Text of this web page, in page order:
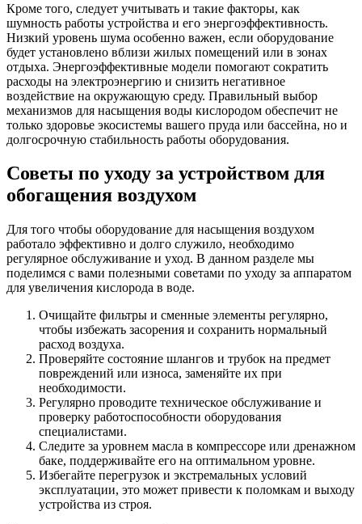
Кроме того, следует учитывать и такие факторы, как
шумность работы устройства и его энергоэффективность.
Низкий уровень шума особенно важен, если оборудование
будет установлено вблизи жилых помещений или в зонах
отдыха. Энергоэффективные модели помогают сократить
расходы на электроэнергию и снизить негативное
воздействие на окружающую среду. Правильный выбор
механизмов для насыщения воды кислородом обеспечит не
только здоровье экосистемы вашего пруда или бассейна, но и
долгосрочную стабильность работы оборудования.
Советы по уходу за устройством для
обогащения воздухом
Для того чтобы оборудование для насыщения воздухом
работало эффективно и долго служило, необходимо
регулярное обслуживание и уход. В данном разделе мы
поделимся с вами полезными советами по уходу за аппаратом
для увеличения кислорода в воде.
Очищайте фильтры и сменные элементы регулярно,
чтобы избежать засорения и сохранить нормальный
расход воздуха.
Проверяйте состояние шлангов и трубок на предмет
повреждений или износа, заменяйте их при
необходимости.
Регулярно проводите техническое обслуживание и
проверку работоспособности оборудования
специалистами.
Следите за уровнем масла в компрессоре или дренажном
баке, поддерживайте его на оптимальном уровне.
Избегайте перегрузок и экстремальных условий
эксплуатации, это может привести к поломкам и выходу
устройства из строя.